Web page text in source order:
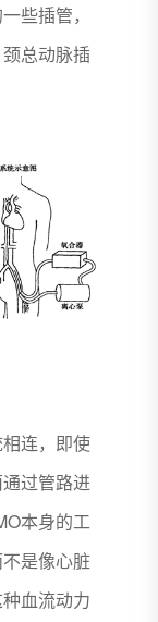
些插管，
总动脉插
连，即使
过管路进
本身的工
是像心脏
血流动力